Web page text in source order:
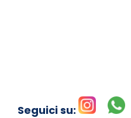
Seguici su: